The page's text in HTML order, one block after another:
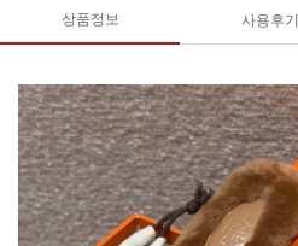
상품정보 사용후기